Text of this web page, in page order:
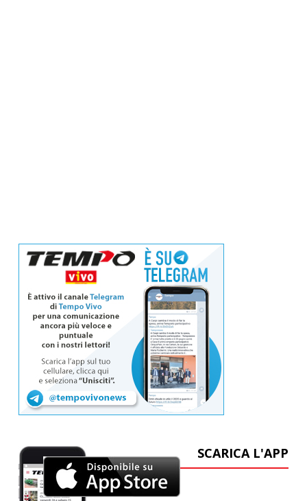
SCARICA L'APP